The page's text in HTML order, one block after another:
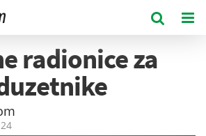
radionice za